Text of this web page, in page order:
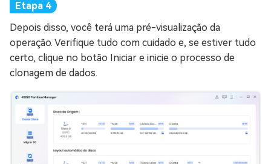
Depois disso, você terá uma pré-visualização da
operação. Verifique tudo com cuidado e, se estiver tudo
certo, clique no botão Iniciar e inicie o processo de
clonagem de dados.